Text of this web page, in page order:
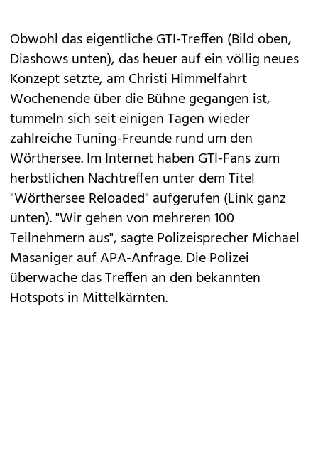
Obwohl das eigentlicheGTI-Treffen (Bild oben,
Diashows unten), das heuer auf ein völlig neues
Konzept setzte, am Christi Himmelfahrt
Wochenende über die Bühne gegangen ist,
tummeln sich seit einigen Tagen wieder
zahlreiche Tuning-Freunde rund um den
Wörthersee. Im Internet haben GTI-Fans zum
herbstlichen Nachtreffen unter dem Titel
"Wörthersee Reloaded" aufgerufen (Link ganz
unten). "Wir gehen von mehreren 100
Teilnehmern aus", sagte Polizeisprecher Michael
Masaniger auf APA-Anfrage. Die Polizei
überwache das Treffen an den bekannten
Hotspots in Mittelkärnten.